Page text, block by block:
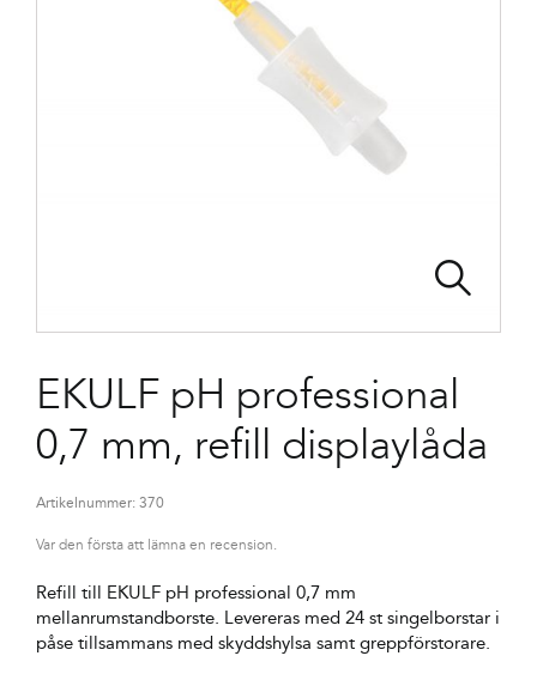
EKULF pH professional
0,7 mm, refill displaylåda
Artikelnummer:370
Var den första att lämna en recension.
Refill till EKULF pH professional 0,7 mm
mellanrumstandborste. Levereras med 24 st singelborstar i
påse tillsammans med skyddshylsa samt greppförstorare.